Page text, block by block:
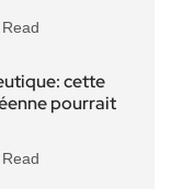
cette
pourrait